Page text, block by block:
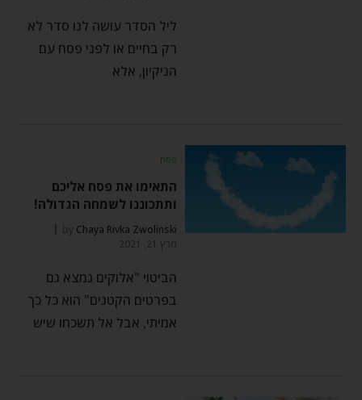
ליל הסדר עושה לנו סדר לא
רק בחיים או לפני פסח עם
הניקיון, אלא
פסח
התאימו את פסח אליכם
ותתכוננו לשמחה הגדולה!
by Chaya Rivka Zwolinski
מרץ 21, 2021
הביטוי "אלוקים נמצא גם
בפרטים הקטנים" הוא כל כך
אמיתי, אבל אל תשכחו שיש